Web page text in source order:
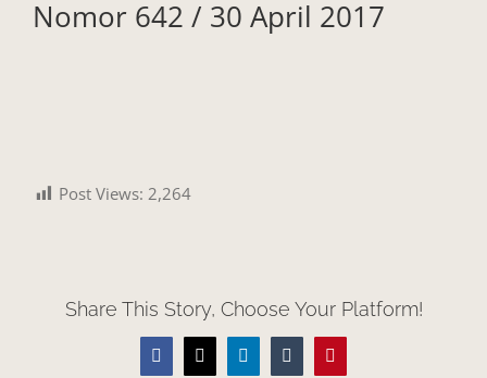
Nomor 642 / 30 April 2017
Post Views: 2,264
Share This Story, Choose Your Platform!
Facebook
X LinkedInTumblrPinterest